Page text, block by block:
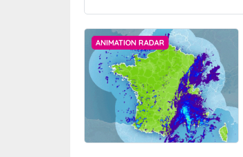
ANIMATION RADAR